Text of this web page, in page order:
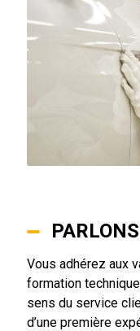
Vous adhérez aux
formation
sens du service
d’une première